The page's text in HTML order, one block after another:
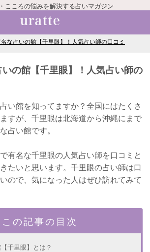
こころの悩みを解決する占いマガジン
な占いの館【千里眼】！人気占い師の口コミ
の館【千里眼】！人気占い師の
い館を知ってますか？全国にはたくさ
すが、千里眼は北海道から沖縄にまで
占い館です。
有名な千里眼の人気占い師を口コミと
たいと思います。千里眼の占い師は口
ので、気になった人はぜひ訪れてみて
この記事の目次
千里眼】とは？